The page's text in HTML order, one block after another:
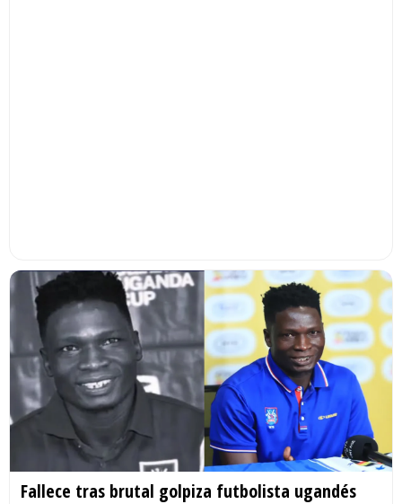
Fallece tras brutal golpiza futbolista ugandés